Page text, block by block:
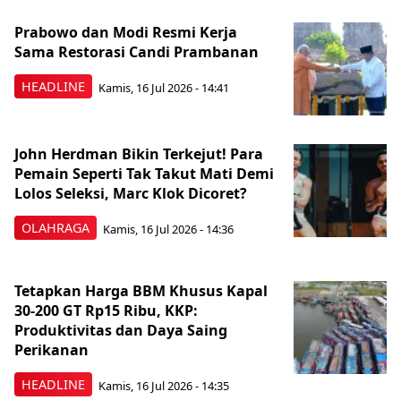
HEADLINE
Prabowo dan Modi Resmi Kerja
Sama Restorasi Candi Prambanan
Kamis, 16 Jul 2026 - 14:41
OLAHRAGA
John Herdman Bikin Terkejut! Para
Pemain Seperti Tak Takut Mati Demi
Lolos Seleksi, Marc Klok Dicoret?
Kamis, 16 Jul 2026 - 14:36
HEADLINE
Tetapkan Harga BBM Khusus Kapal
30-200 GT Rp15 Ribu, KKP:
Produktivitas dan Daya Saing
Perikanan
Kamis, 16 Jul 2026 - 14:35